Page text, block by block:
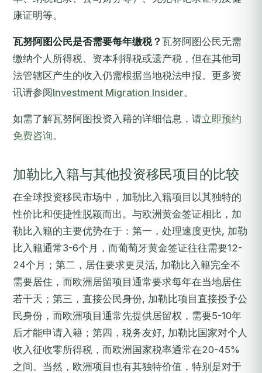
康证明等。
瓦努阿图公民是否需要每年缴税？ 瓦努阿图公民无需
缴纳个人所得税、资本利得税或遗产税，但在其他司
法管辖区产生的收入仍需根据当地税法申报。更多资
讯请参阅Investment Migration Insider。
如需了解瓦努阿图投资入籍的详细信息，请立即预约
免费咨询。
加勒比入籍与其他投资移民项目的比较
在全球投资移民市场中，加勒比入籍项目以其独特的
性价比和便捷性脱颖而出。与欧洲黄金签证相比，加
勒比入籍的主要优势在于：第一，处理速度更快, 加勒
比入籍通常3-6个月，而葡萄牙黄金签证往往需要12-
24个月；第二，居住要求更灵活, 加勒比入籍完全不
需要居住，而欧洲居留项目通常要求每年在当地居住
若干天；第三，直接公民身份, 加勒比项目直接授予公
民身份，而欧洲项目通常先提供居留权，需要5-10年
后才能申请入籍；第四，税务友好, 加勒比国家对个人
收入征收零所得税，而欧洲国家税率通常在20-45%
之间。当然，欧洲项目也有其独特价值，特别是对于